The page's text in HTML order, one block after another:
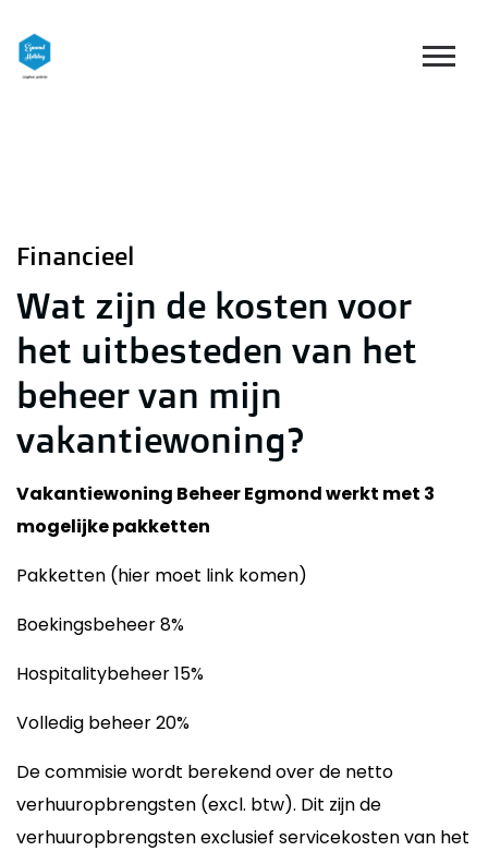
Financieel
Wat zijn de kosten voor
het uitbesteden van het
beheer van mijn
vakantiewoning?
Vakantiewoning Beheer Egmond werkt met 3
mogelijke pakketten
Pakketten (hier moet link komen)
Boekingsbeheer 8%
Hospitalitybeheer 15%
Volledig beheer 20%
De commisie wordt berekend over de netto
verhuuropbrengsten (excl. btw). Dit zijn de
verhuuropbrengsten exclusief servicekosten van het